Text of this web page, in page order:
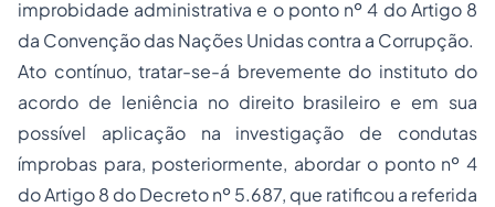
improbidade administrativa e o ponto nº 4 do Artigo 8
da Convenção das Nações Unidas contra a Corrupção.
Ato contínuo, tratar-se-á brevemente do instituto do
acordo de leniência no direito brasileiro e em sua
possível aplicação na investigação de condutas
ímprobas para, posteriormente, abordar o ponto nº 4
do Artigo 8 do Decreto nº 5.687, que ratificou a referida